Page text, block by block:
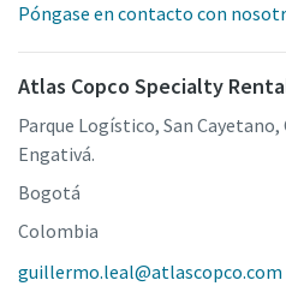
Póngase en contacto con
Atlas Copco Specialty
Parque Logístico, San Cayetano,
Engativá.
Bogotá
Colombia
guillermo.leal@atlascopco.com